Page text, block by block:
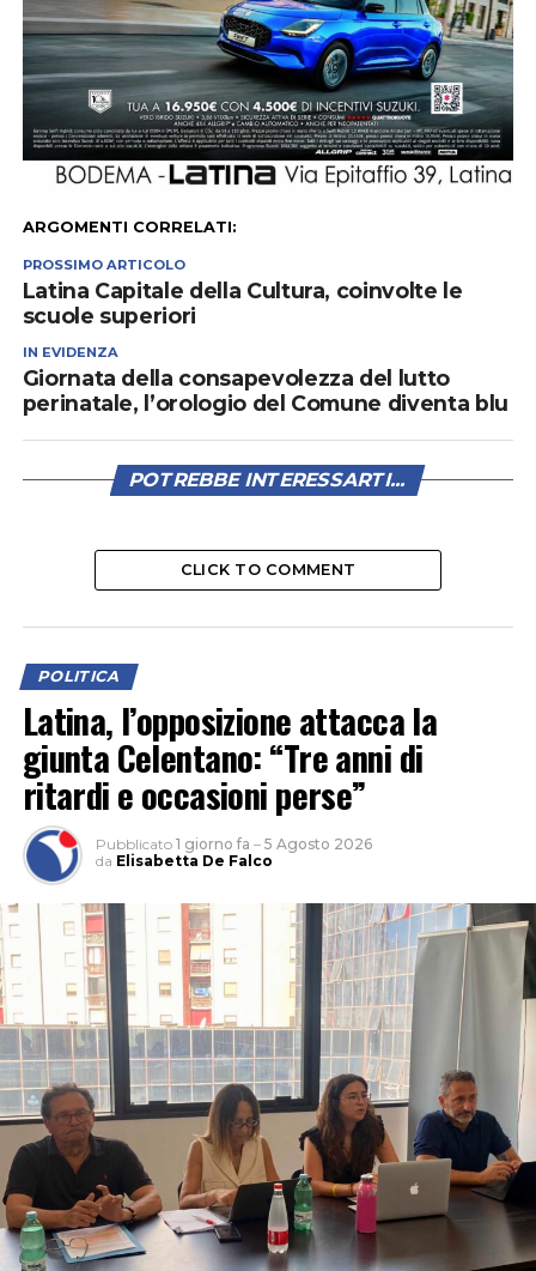
ARGOMENTI CORRELATI:
PROSSIMO ARTICOLO
Latina Capitale della Cultura, coinvolte le
scuole superiori
IN EVIDENZA
Giornata della consapevolezza del lutto
perinatale, l’orologio del Comune diventa blu
POTREBBE INTERESSARTI...
CLICK TO COMMENT
POLITICA
Latina, l’opposizione attacca la
giunta Celentano: “Tre anni di
ritardi e occasioni perse”
Pubblicato 1 giorno fa – 5 Agosto 2026
da Elisabetta De Falco